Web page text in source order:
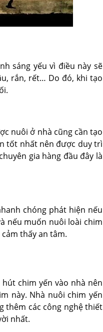
sáng yếu vì điều này sẽ
rắn, rết… Do đó, khi tạo
nuôi ở nhà cũng cần tạo
tốt nhất nên được duy trì
gia hàng đầu đây là
chóng phát hiện nếu
nếu muốn nuôi loài chim
thấy an tâm.
chim yến vào nhà nên
này. Nhà nuôi chim yến
thêm các công nghệ thiết
nhất.